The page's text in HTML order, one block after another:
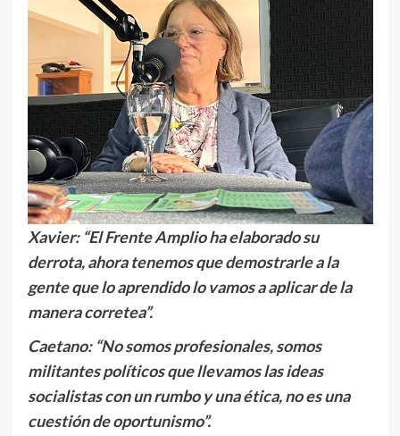
Xavier: “El Frente Amplio ha elaborado su
derrota, ahora tenemos que demostrarle a la
gente que lo aprendido lo vamos a aplicar de la
manera corretea”.
Caetano: “No somos profesionales, somos
militantes políticos que llevamos las ideas
socialistas con un rumbo y una ética, no es una
cuestión de oportunismo”.